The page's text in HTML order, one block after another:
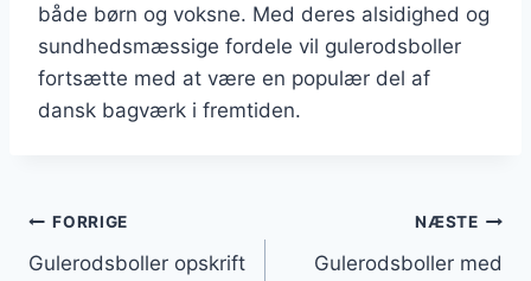
både børn og voksne. Med deres alsidighed og
sundhedsmæssige fordele vil gulerodsboller
fortsætte med at være en populær del af
dansk bagværk i fremtiden.
Indlægsnavigation
FORRIGE
Gulerodsboller opskrift
NÆSTE
Gulerodsboller med